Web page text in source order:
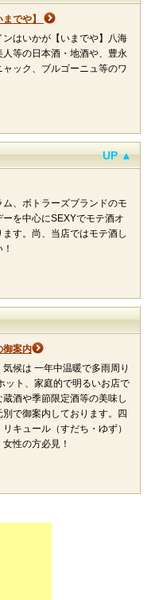
でや】
はいかが【いまでや】八海
等の日本酒・地酒や、豊永
ック、ブルゴーニュ等のワ
UP ▲
ム、ボトラーズブランドのモ
を中心にSEXYでモテ酒オ
す。尚、当店ではモテ酒し
御案内
候は 一年中温暖で多雨周り
ット、家庭的で明るいお店で
酒や季節限定酒等の美味し
で御案内しております。四
キュール（すだち・ゆず）
性の方必見！